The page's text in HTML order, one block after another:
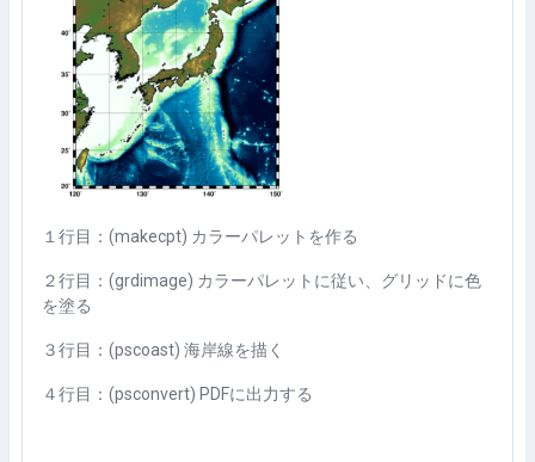
１行目：(makecpt) カラーパレットを作る
２行目：(grdimage) カラーパレットに従い、グリッドに色
を塗る
３行目：(pscoast) 海岸線を描く
４行目：(psconvert) PDFに出力する